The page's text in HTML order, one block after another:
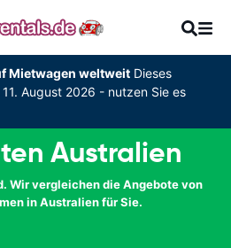
Mietwagen weltweitDieses
August 2026 - nutzen Sie es
Australien
Wir vergleichen die Angebote von
in Australien für Sie.